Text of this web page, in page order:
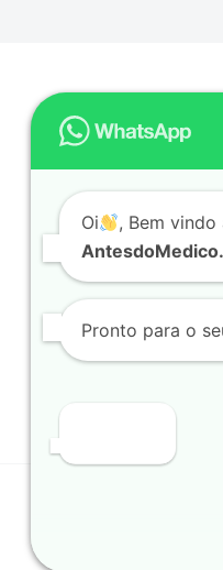
O
A
© 2026
intelligence (Ai) full-